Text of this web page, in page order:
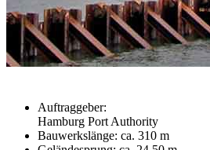
Auftraggeber:
Hamburg Port Authority
Bauwerkslänge: ca. 310 m